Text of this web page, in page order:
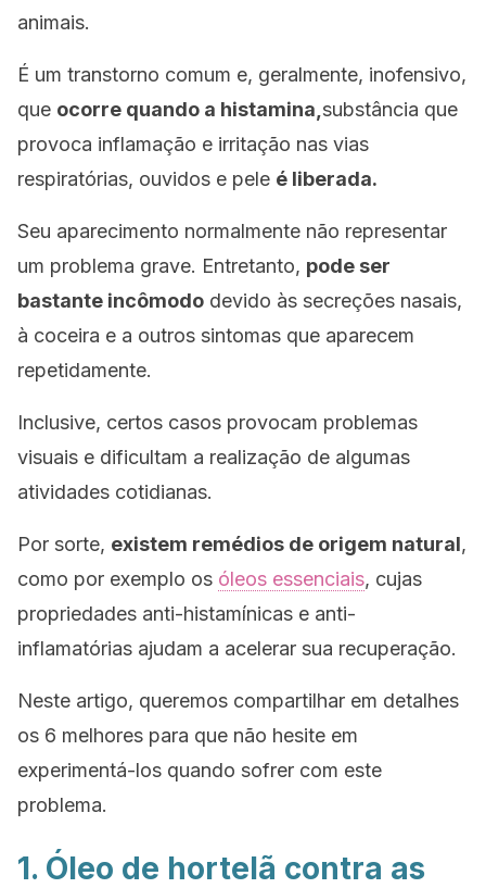
animais.
É um transtorno comum e, geralmente, inofensivo,
que ocorre quando a histamina, substância que
provoca inflamação e irritação nas vias
respiratórias, ouvidos e pele é liberada.
Seu aparecimento normalmente não representar
um problema grave. Entretanto, pode ser
bastante incômodo devido às secreções nasais,
à coceira e a outros sintomas que aparecem
repetidamente.
Inclusive, certos casos provocam problemas
visuais e dificultam a realização de algumas
atividades cotidianas.
Por sorte, existem remédios de origem natural,
como por exemplo os óleos essenciais, cujas
propriedades anti-histamínicas e anti-
inflamatórias ajudam a acelerar sua recuperação.
Neste artigo, queremos compartilhar em detalhes
os 6 melhores para que não hesite em
experimentá-los quando sofrer com este
problema.
1. Óleo de hortelã contra as